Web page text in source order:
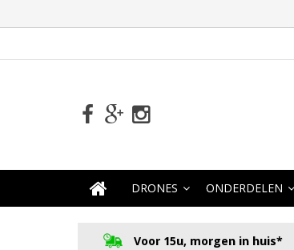
DRONES ONDERDELEN
Voor 15u, morgen in huis*